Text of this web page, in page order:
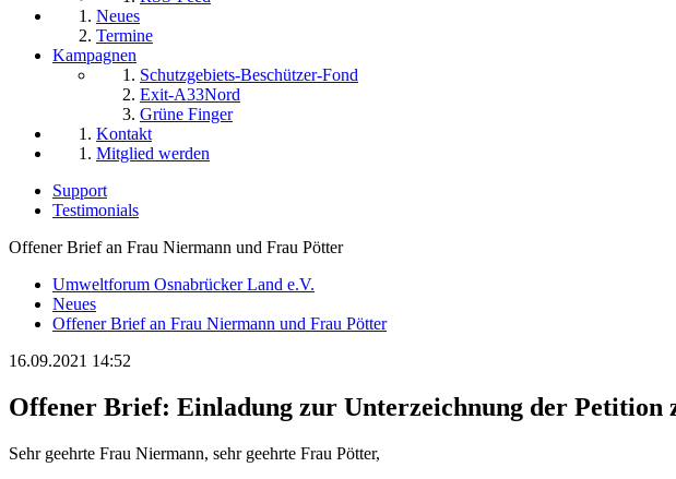
Neues
Termine
Kampagnen
Schutzgebiets-Beschützer-Fond
Exit-A33Nord
Grüne Finger
Kontakt
Mitglied werden
Support
Testimonials
Offener Brief an Frau Niermann und Frau Pötter
Umweltforum Osnabrücker Land e.V.
Neues
Offener Brief an Frau Niermann und Frau Pötter
16.09.2021 14:52
Offener Brief: Einladung zur Unterzeichnung der Petition
Sehr geehrte Frau Niermann, sehr geehrte Frau Pötter,